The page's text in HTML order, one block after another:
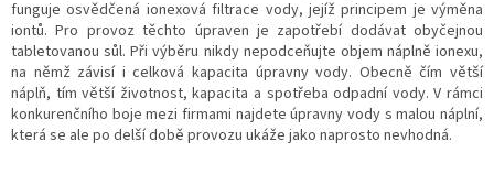
funguje osvědčená ionexová filtrace vody, jejíž principem je výměna
iontů. Pro provoz těchto úpraven je zapotřebí dodávat obyčejnou
tabletovanou sůl. Při výběru nikdy nepodceňujte objem náplně ionexu,
na němž závisí i celková kapacita úpravny vody. Obecně čím větší
náplň, tím větší životnost, kapacita a spotřeba odpadní vody. V rámci
konkurenčního boje mezi firmami najdete úpravny vody s malou náplní,
která se ale po delší době provozu ukáže jako naprosto nevhodná.